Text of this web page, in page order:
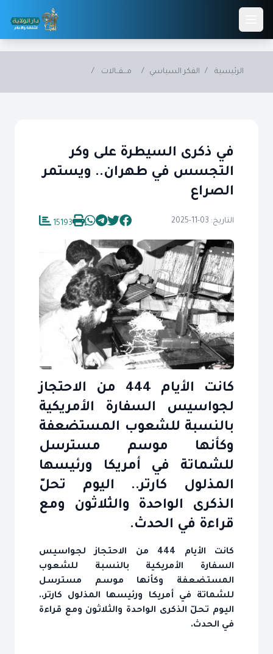
Skip to main content
الرئيسية / الفكر السياسي / مـــقــالات /
في ذكرى السيطرة على وكر
التجسس في طهران.. ويستمر
الصراع
التاريخ: 03-11-2025 15193
كانت الأيام 444 من الاحتجاز
لجواسيس السفارة الأمريكية
بالنسبة للشعوب المستضعفة
وكأنها موسم مسترسل
للشماتة في أمريكا ورئيسها
المذلول كارتر.. اليوم تحلّ
الذكرى الواحدة والثلاثون ومع
قراءة في الحدث.
كانت الأيام 444 من الاحتجاز لجواسيس
السفارة الأمريكية بالنسبة للشعوب
المستضعفة وكأنها موسم مسترسل
للشماتة في أمريكا ورئيسها المذلول كارتر..
اليوم تحلّ الذكرى الواحدة والثلاثون ومع قراءة
في الحدث.